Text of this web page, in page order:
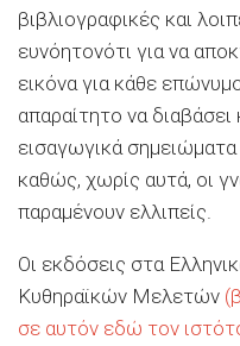
βιβλιογραφικές και
ευνόητονότι για να
εικόνα για κάθε
απαραίτητο να
εισαγωγικά
καθώς, χωρίς αυτά, οι
παραμένουν ελλιπείς.
Οι εκδόσεις στα
Κυθηραϊκών Μελετών
σε αυτόν εδώ τον